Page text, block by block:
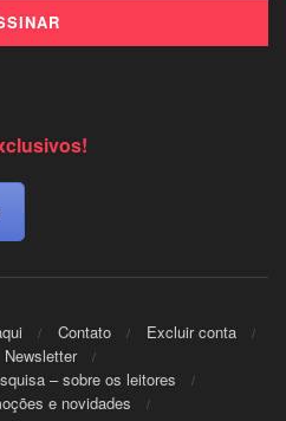
Contato
Excluir conta
Newsletter
– sobre os leitores
e novidades